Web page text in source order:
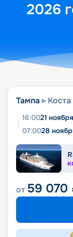
2026
Тампа
16:0021
07:0028
от 59 070